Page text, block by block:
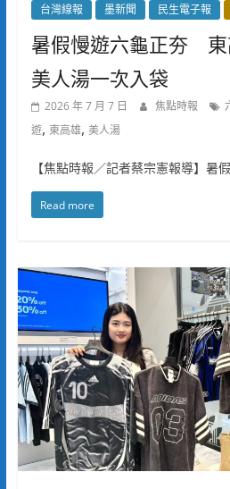
台灣線報 墨新聞 民生電子報
暑假慢遊六龜正夯 東
美人湯一次入袋
2026 年 7 月 7 日 焦點時報
遊, 東高雄, 美人湯
【焦點時報／記者蔡宗憲報導】暑
Read more